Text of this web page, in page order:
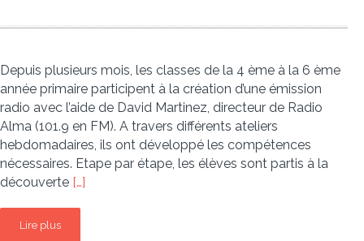
Depuis plusieurs mois, les classes de la 4 ème à la 6 ème
année primaire participent à la création d’une émission
radio avec l’aide de David Martinez, directeur de Radio
Alma (101.9 en FM). A travers différents ateliers
hebdomadaires, ils ont développé les compétences
nécessaires. Etape par étape, les élèves sont partis à la
découverte […]
Lire plus